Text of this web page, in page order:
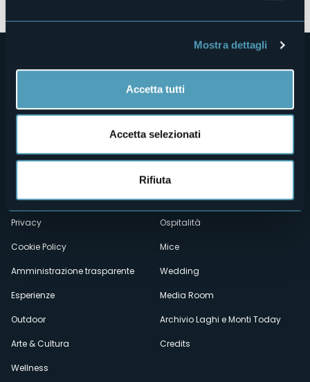
Mostra dettagli
Accetta tutti
Accetta selezionati
Rifiuta
Menù
secondario
Chi siamo
Contatti
Privacy
Cookie Policy
Amministrazione trasparente
Esperienze
Outdoor
Arte & Cultura
Wellness
Webcam
Eventi
Ospitalità
Mice
Wedding
Media Room
Archivio Laghi e Monti Today
Credits